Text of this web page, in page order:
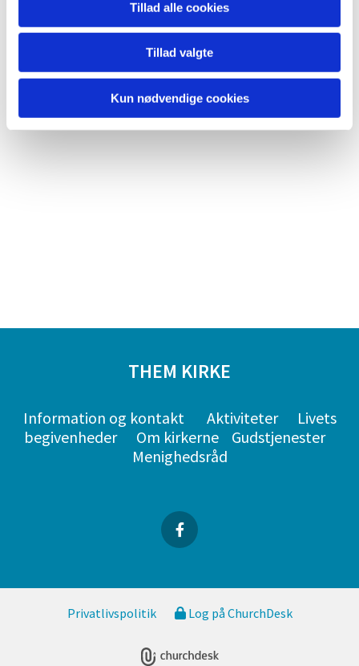
Tillad alle cookies
Tillad valgte
Kun nødvendige cookies
THEM KIRKE
Information og kontakt Aktiviteter
Livets
begivenheder
Om kirkerne
Gudstjenester
Menighedsråd
Privatlivspolitik Log på ChurchDesk